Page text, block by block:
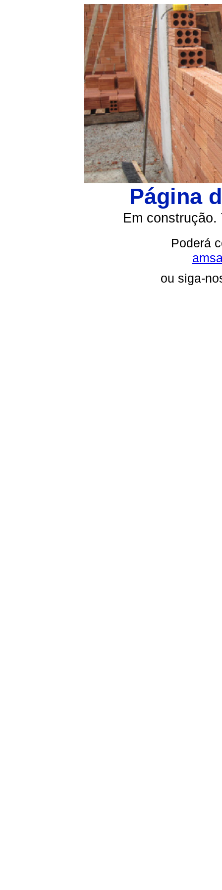
Página
Em construção.
Poderá
ou siga-